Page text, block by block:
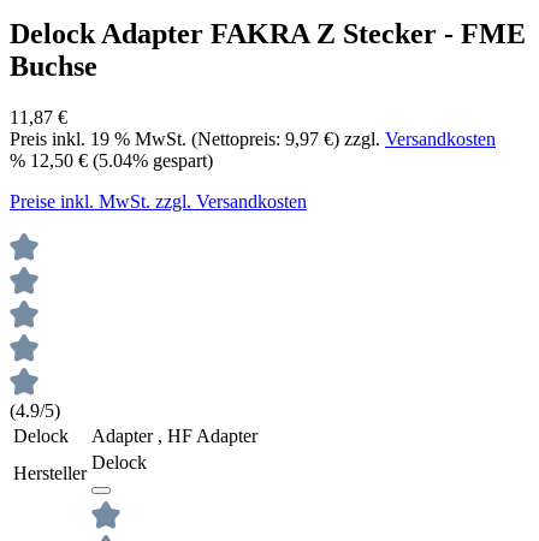
Delock Adapter FAKRA Z Stecker - FME
Buchse
11,87 €
Preis inkl. 19 % MwSt. (Nettopreis: 9,97 €) zzgl. Versandkosten
% 12,50 € (5.04% gespart)
Preise inkl. MwSt. zzgl. Versandkosten
(4.9/5)
Delock
Adapter , HF Adapter
Hersteller
Delock